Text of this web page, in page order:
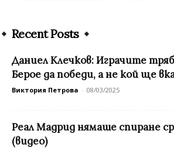
Recent Posts
Даниел Клечков: Играчите
Берое да победи, а не кой ще
Виктория Петрова - 08/03/2025
Реал Мадрид нямаше спиране
(видео)